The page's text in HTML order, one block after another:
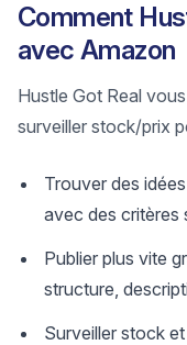
Comment
avec Amazon
Hustle Got Real
surveiller stock/prix
Trouver des
avec des critères
Publier plus vite
structure,
Surveiller stock